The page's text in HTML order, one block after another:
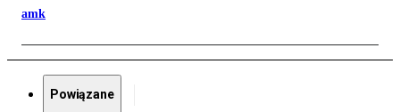
amk
Powiązane